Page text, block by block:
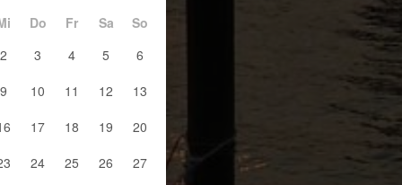
Do Fr Sa
So
2
3 4 5
6
9
10 11 12
13
17 18 19
20
24 25 26 27